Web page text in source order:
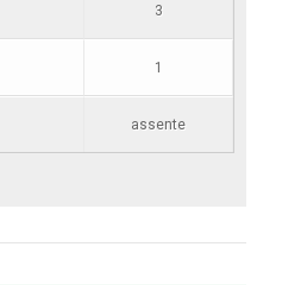
3
1
assente